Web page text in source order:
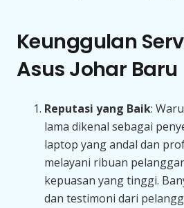
Keunggulan
Asus Johar Baru
Reputasi yang Baik:
lama dikenal sebagai
laptop yang andal dan
melayani ribuan
kepuasan yang tinggi.
dan testimoni dari